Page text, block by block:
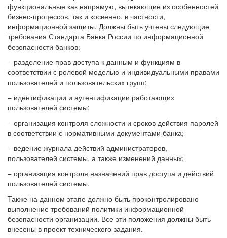
функциональные как напрямую, вытекающие из особенностей
бизнес-процессов, так и косвенно, в частности,
информационной защиты. Должны быть учтены следующие
требования Стандарта Банка России по информационной
безопасности банков:
− разделение прав доступа к данным и функциям в
соответствии с ролевой моделью и индивидуальными правами
пользователей и пользовательских групп;
− идентификации и аутентификации работающих
пользователей системы;
− организация контроля сложности и сроков действия паролей
в соответствии с нормативными документами банка;
− ведение журнала действий администраторов,
пользователей системы, а также изменений данных;
− организация контроля назначений прав доступа и действий
пользователей системы.
Также на данном этапе должно быть проконтролировано
выполнение требований политики информационной
безопасности организации. Все эти положения должны быть
внесены в проект технического задания.